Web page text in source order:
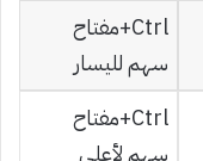
Ctrl+مفتاح
سهم لليسار
Ctrl+مفتاح
سهم لأعلى